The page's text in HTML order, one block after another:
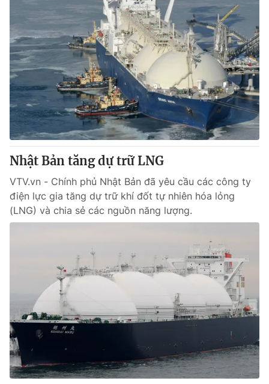
Nhật Bản tăng dự trữ LNG
VTV.vn - Chính phủ Nhật Bản đã yêu cầu các công ty
điện lực gia tăng dự trữ khí đốt tự nhiên hóa lỏng
(LNG) và chia sẻ các nguồn năng lượng.